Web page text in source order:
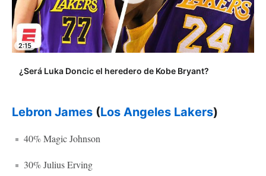
2:15
¿Será Luka Doncic el heredero de Kobe Bryant?
Lebron James (Los Angeles Lakers)
40% Magic Johnson
30% Julius Erving